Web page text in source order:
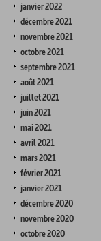
janvier 2022
décembre 2021
novembre 2021
octobre 2021
septembre 2021
août 2021
juillet 2021
juin 2021
mai 2021
avril 2021
mars 2021
février 2021
janvier 2021
décembre 2020
novembre 2020
octobre 2020